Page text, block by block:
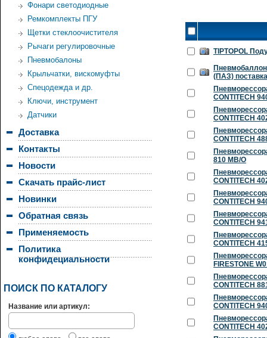
Фонари светодиодные
Ремкомплекты ПГУ
Щетки стеклоочистителя
Рычаги регулировочные
Пневмобалоны
Крыльчатки, вискомуфты
Спецодежда и др.
Ключи, инструмент
Датчики
Доставка
Контакты
Новости
Скачать прайс-лист
Новинки
Обратная связь
Применяемость
Политика
конфидециальности
ПОИСК ПО КАТАЛОГУ
Название или артикул:
TIPTOPOL
(ПАЗ)
CONTITECH
CONTITECH
CONTITECH
810 MB/O
CONTITECH
CONTITECH
CONTITECH
CONTITECH
FIRESTONE
CONTITECH
CONTITECH
CONTITECH